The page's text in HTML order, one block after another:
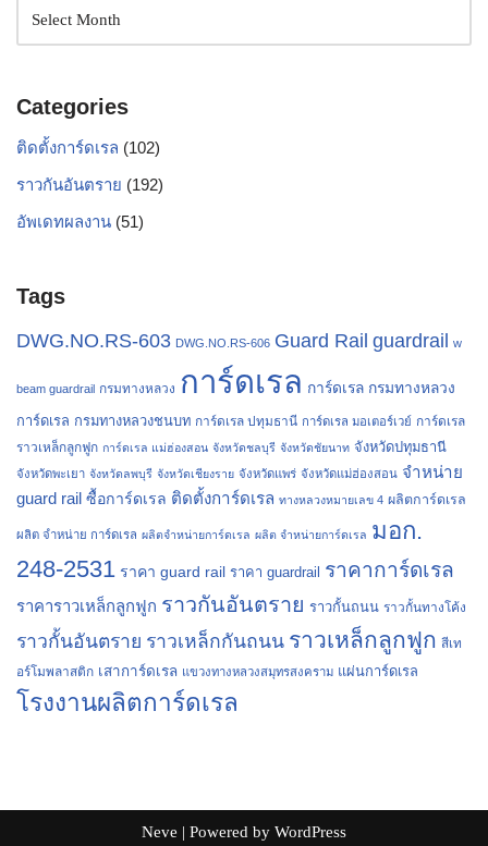
Categories
ติดตั้งการ์ดเรล (102)
ราวกันอันตราย (192)
อัพเดทผลงาน (51)
Tags
DWG.NO.RS-603 DWG.NO.RS-606 Guard Rail guardrail w
beam guardrail กรมทางหลวง การ์ดเรล การ์ดเรล กรมทางหลวง
การ์ดเรล กรมทางหลวงชนบท การ์ดเรล ปทุมธานี การ์ดเรล มอเตอร์เวย์ การ์ดเรล
ราวเหล็กลูกฟูก การ์ดเรล แม่ฮ่องสอน จังหวัดชลบุรี จังหวัดชัยนาท จังหวัดปทุมธานี
จังหวัดพะเยา จังหวัดลพบุรี จังหวัดเชียงราย จังหวัดแพร่ จังหวัดแม่ฮ่องสอน จำหน่าย
guard rail ซื้อการ์ดเรล ติดตั้งการ์ดเรล ทางหลวงหมายเลข 4 ผลิตการ์ดเรล
ผลิต จำหน่าย การ์ดเรล ผลิตจำหน่ายการ์ดเรล ผลิต จำหน่ายการ์ดเรล มอก.
248-2531 ราคา guard rail ราคา guardrail ราคาการ์ดเรล
ราคาราวเหล็กลูกฟูก ราวกันอันตราย ราวกั้นถนน ราวกั้นทางโค้ง
ราวกั้นอันตราย ราวเหล็กกันถนน ราวเหล็กลูกฟูก สีเท
อร์โมพลาสติก เสาการ์ดเรล แขวงทางหลวงสมุทรสงคราม แผ่นการ์ดเรล
โรงงานผลิตการ์ดเรล
Neve | Powered by WordPress